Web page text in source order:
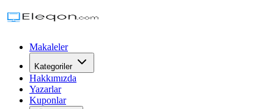
Makaleler
Kategoriler
Hakkımızda
Yazarlar
Kuponlar